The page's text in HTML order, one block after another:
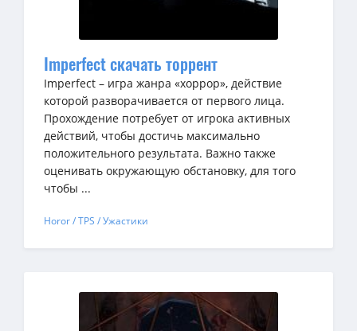
Imperfect скачать торрент
Imperfect – игра жанра «хоррор», действие
которой разворачивается от первого лица.
Прохождение потребует от игрока активных
действий, чтобы достичь максимально
положительного результата. Важно также
оценивать окружающую обстановку, для того
чтобы ...
Horor / TPS / Ужастики